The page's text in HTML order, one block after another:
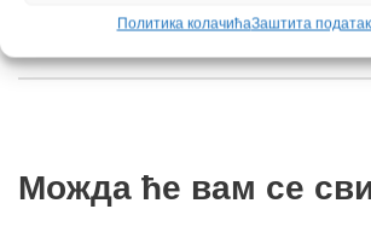
Политика колачићаЗаштита
✓ Боја: црна
Можда ће вам се